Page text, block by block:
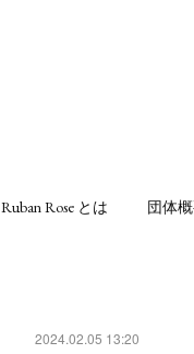
Ruban Rose とは 団体
2024.02.05 13:20